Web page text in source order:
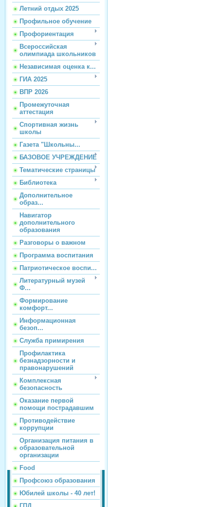
Летний отдых 2025
Профильное обучение
Профориентация
Всероссийская
олимпиада школьников
Независимая оценка к...
ГИА 2025
ВПР 2026
Промежуточная
аттестация
Спортивная жизнь
школы
Газета "Школьны...
БАЗОВОЕ УЧРЕЖДЕНИЕ
Тематические страницы
Библиотека
Дополнительное
образ...
Навигатор
дополнительного
образования
Разговоры о важном
Программа воспитания
Патриотическое воспи...
Литературный музей
Ф...
Формирование
комфорт...
Информационная
безоп...
Служба примирения
Профилактика
безнадзорности и
правонарушений
Комплексная
безопасность
Оказание первой
помощи пострадавшим
Противодействие
коррупции
Организация питания в
образовательной
организации
Food
Профсоюз образования
Юбилей школы - 40 лет!